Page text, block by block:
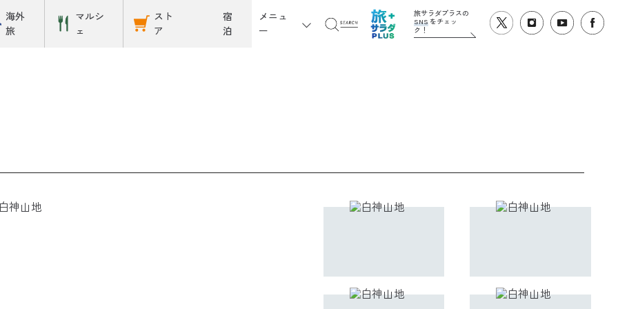
海外
旅
マルシ
ェ
スト
ア
宿
泊
メニュ
ー
旅サラダプラスの
SNSをチェッ
ク！